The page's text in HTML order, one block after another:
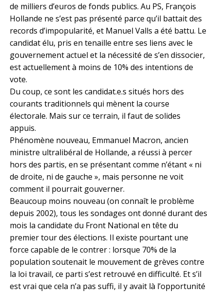
de milliers d’euros de fonds publics. Au PS, François
Hollande ne s’est pas présenté parce qu’il battait des
records d’impopularité, et Manuel Valls a été battu. Le
candidat élu, pris en tenaille entre ses liens avec le
gouvernement actuel et la nécessité de s’en dissocier,
est actuellement à moins de 10% des intentions de
vote.
Du coup, ce sont les candidat.e.s situés hors des
courants traditionnels qui mènent la course
électorale. Mais sur ce terrain, il faut de solides
appuis.
Phénomène nouveau, Emmanuel Macron, ancien
ministre ultralibéral de Hollande, a réussi à percer
hors des partis, en se présentant comme n’étant « ni
de droite, ni de gauche », mais personne ne voit
comment il pourrait gouverner.
Beaucoup moins nouveau (on connaît le problème
depuis 2002), tous les sondages ont donné durant des
mois la candidate du Front National en tête du
premier tour des élections. Il existe pourtant une
force capable de le contrer : lorsque 70% de la
population soutenait le mouvement de grèves contre
la loi travail, ce parti s’est retrouvé en difficulté. Et s’il
est vrai que cela n’a pas suffi, il y avait là l’opportunité